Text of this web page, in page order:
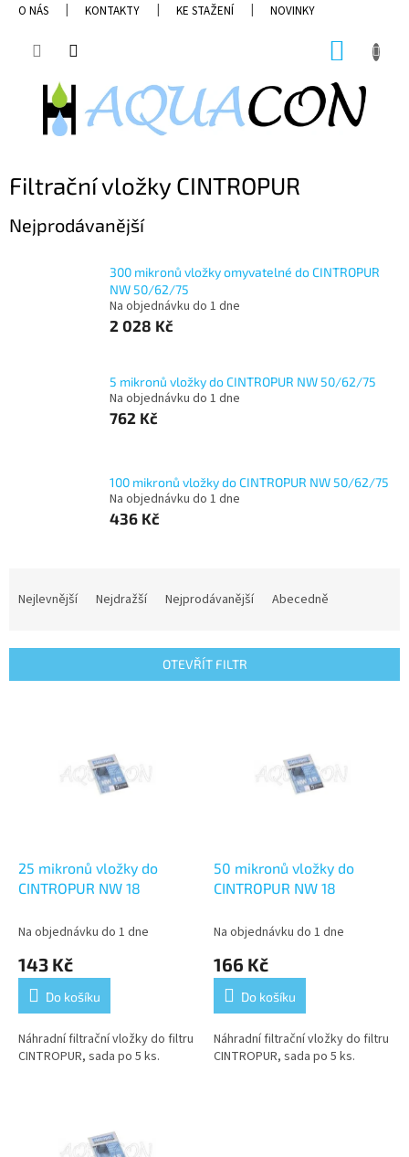
PřejítO NÁS KONTAKTY KE STAŽENÍ NOVINKY
Filtrační vložky CINTROPUR
Nejprodávanější
300 mikronů vložky omyvatelné do CINTROPUR
NW 50/62/75
Na objednávku do 1 dne
2 028 Kč
5 mikronů vložky do CINTROPUR NW 50/62/75
Na objednávku do 1 dne
762 Kč
100 mikronů vložky do CINTROPUR NW 50/62/75
Na objednávku do 1 dne
436 Kč
í
Nejlevnější Nejdražší Nejprodávanější Abecedně
OTEVŘÍT FILTR
25 mikronů vložky do
CINTROPUR NW 18
Na objednávku do 1 dne
143 Kč
Do košíku
Náhradní filtrační vložky do filtru
CINTROPUR, sada po 5 ks.
50 mikronů vložky do
CINTROPUR NW 18
Na objednávku do 1 dne
166 Kč
Do košíku
Náhradní filtrační vložky do filtru
CINTROPUR, sada po 5 ks.